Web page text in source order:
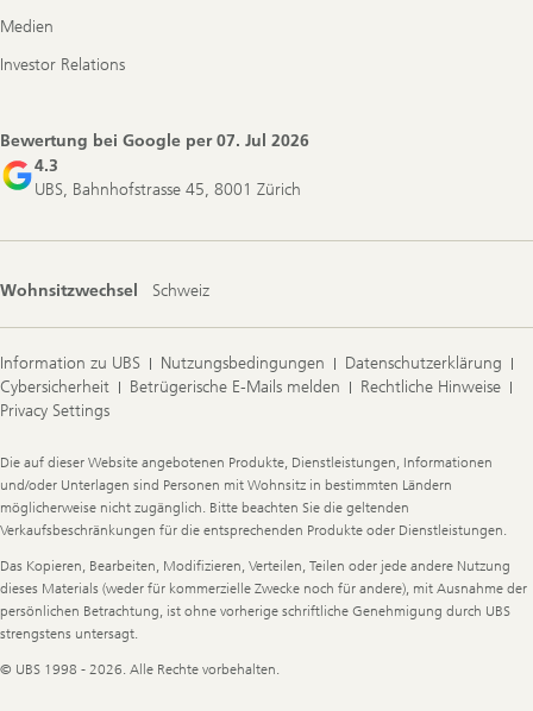
Medien
Investor Relations
Bewertung bei Google per07. Jul 2026
4.3
UBS, Bahnhofstrasse 45, 8001 Zürich
Wohnsitzwechsel Schweiz
Information zu UBS Nutzungsbedingungen
Datenschutzerklärung
Cybersicherheit
Betrügerische E-Mails melden
Rechtliche Hinweise
Privacy Settings
Legal
Information
Die auf dieser Website angebotenen Produkte, Dienstleistungen, Informationen
und/oder Unterlagen sind Personen mit Wohnsitz in bestimmten Ländern
möglicherweise nicht zugänglich. Bitte beachten Sie die geltenden
Verkaufsbeschränkungen für die entsprechenden Produkte oder Dienstleistungen.
Das Kopieren, Bearbeiten, Modifizieren, Verteilen, Teilen oder jede andere Nutzung
dieses Materials (weder für kommerzielle Zwecke noch für andere), mit Ausnahme der
persönlichen Betrachtung, ist ohne vorherige schriftliche Genehmigung durch UBS
strengstens untersagt.
© UBS 1998 - 2026. Alle Rechte vorbehalten.